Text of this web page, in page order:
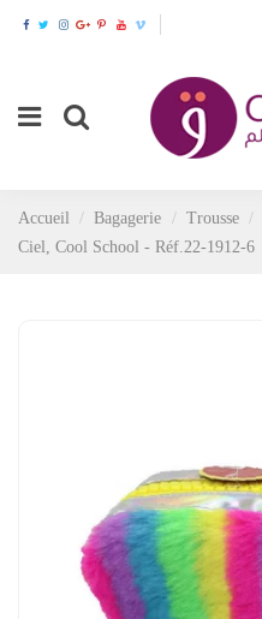
Accueil Bagagerie Trousse
Ciel, Cool School - Réf.22-1912-6